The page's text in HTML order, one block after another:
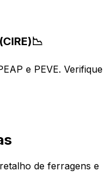
📉
e PEVE. Verifique
de ferragens e